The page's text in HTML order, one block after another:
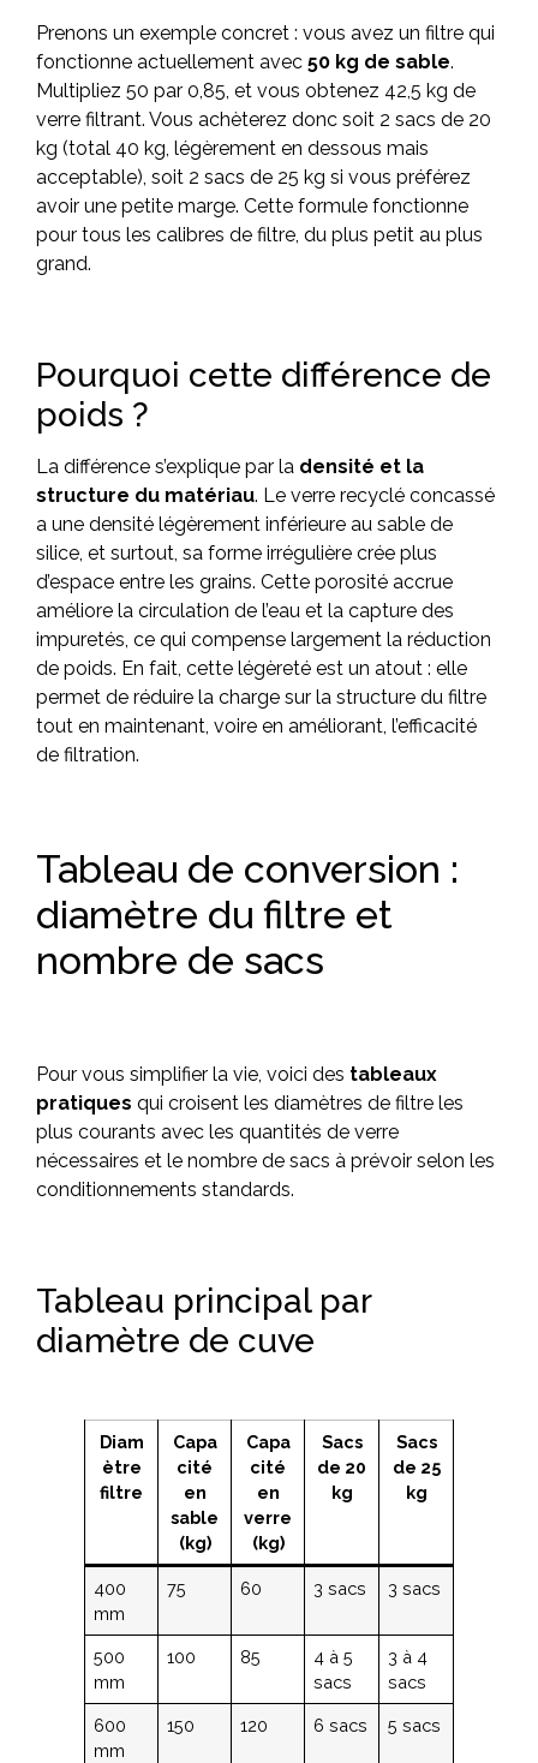
Prenons un exemple concret : vous avez un filtre qui
fonctionne actuellement avec 50 kg de sable.
Multipliez 50 par 0,85, et vous obtenez 42,5 kg de
verre filtrant. Vous achèterez donc soit 2 sacs de 20
kg (total 40 kg, légèrement en dessous mais
acceptable), soit 2 sacs de 25 kg si vous préférez
avoir une petite marge. Cette formule fonctionne
pour tous les calibres de filtre, du plus petit au plus
grand.
Pourquoi cette différence de
poids ?
La différence s’explique par la densité et la
structure du matériau. Le verre recyclé concassé
a une densité légèrement inférieure au sable de
silice, et surtout, sa forme irrégulière crée plus
d’espace entre les grains. Cette porosité accrue
améliore la circulation de l’eau et la capture des
impuretés, ce qui compense largement la réduction
de poids. En fait, cette légèreté est un atout : elle
permet de réduire la charge sur la structure du filtre
tout en maintenant, voire en améliorant, l’efficacité
de filtration.
Tableau de conversion :
diamètre du filtre et
nombre de sacs
Pour vous simplifier la vie, voici des tableaux
pratiques qui croisent les diamètres de filtre les
plus courants avec les quantités de verre
nécessaires et le nombre de sacs à prévoir selon les
conditionnements standards.
Tableau principal par
diamètre de cuve
Diam
ètre
filtre
Capa
cité
en
sable
(kg)
Capa
cité
en
verre
(kg)
Sacs
de 20
kg
Sacs
de 25
kg
400
mm
75 60 3 sacs 3 sacs
500
mm
100 85
4 à 5
sacs
3 à 4
sacs
600
mm
150 120 6 sacs 5 sacs